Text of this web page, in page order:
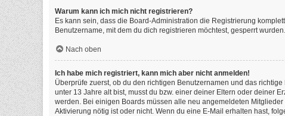
Warum kann ich mich nicht registrieren?
Es kann sein, dass die Board-Administration die Registrierung
Benutzername, mit dem du dich registrieren möchtest, gesperrt
Nach oben
Ich habe mich registriert, kann mich aber nicht anmelden!
Überprüfe zuerst, ob du den richtigen Benutzernamen und das
unter 13 Jahre alt bist, musst du bzw. einer deiner Eltern oder deiner
werden. Bei einigen Boards müssen alle neu angemeldeten
Aktivierung nötig ist oder nicht. Wenn du eine E-Mail erhalten hast,